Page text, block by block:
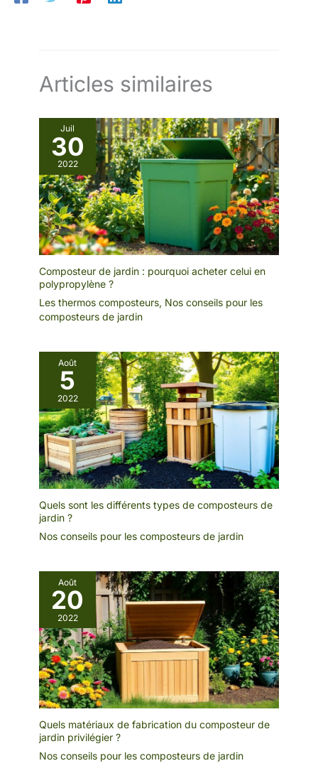
Articles similaires
Juil
30
2022
Composteur de jardin : pourquoi acheter celui en
polypropylène ?
Les thermos composteurs, Nos conseils pour les
composteurs de jardin
Août
5
2022
Quels sont les différents types de composteurs de
jardin ?
Nos conseils pour les composteurs de jardin
Août
20
2022
Quels matériaux de fabrication du composteur de
jardin privilégier ?
Nos conseils pour les composteurs de jardin